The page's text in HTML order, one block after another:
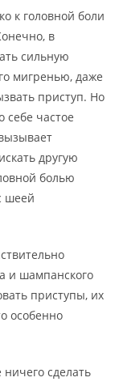
к головной боли
в
сильную
мигренью, даже
приступ. Но
себе частое
другую
болью
шеей
и шампанского
приступы, их
особенно
сделать